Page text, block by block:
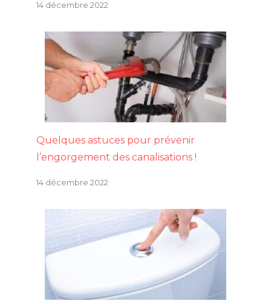
14 décembre 2022
Quelques astuces pour prévenir
l’engorgement des canalisations !
14 décembre 2022